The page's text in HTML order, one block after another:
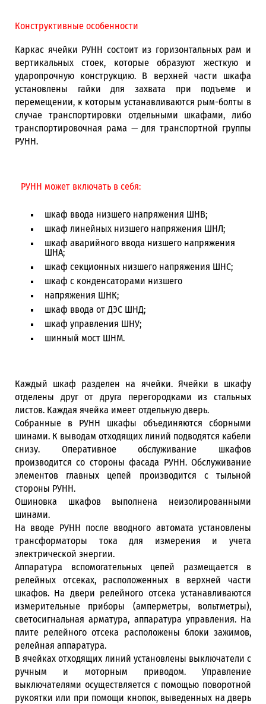
Конструктивные особенности
Каркас ячейки РУНН состоит из горизонтальных рам и
вертикальных стоек, которые образуют жесткую и
ударопрочную конструкцию. В верхней части шкафа
установлены гайки для захвата при подъеме и
перемещении, к которым устанавливаются рым-болты в
случае транспортировки отдельными шкафами, либо
транспортировочная рама — для транспортной группы
РУНН.
РУНН может включать в себя:
шкаф ввода низшего напряжения ШНВ;
шкаф линейных низшего напряжения ШНЛ;
шкаф аварийного ввода низшего напряжения
ШНА;
шкаф секционных низшего напряжения ШНС;
шкаф с конденсаторами низшего
напряжения ШНК;
шкаф ввода от ДЭС ШНД;
шкаф управления ШНУ;
шинный мост ШНМ.
Каждый шкаф разделен на ячейки. Ячейки в шкафу
отделены друг от друга перегородками из стальных
листов. Каждая ячейка имеет отдельную дверь.
Собранные в РУНН шкафы объединяются сборными
шинами. К выводам отходящих линий подводятся кабели
снизу. Оперативное обслуживание шкафов
производится со стороны фасада РУНН. Обслуживание
элементов главных цепей производится с тыльной
стороны РУНН.
Ошиновка шкафов выполнена неизолированными
шинами.
На вводе РУНН после вводного автомата установлены
трансформаторы тока для измерения и учета
электрической энергии.
Аппаратура вспомогательных цепей размещается в
релейных отсеках, расположенных в верхней части
шкафов. На двери релейного отсека устанавливаются
измерительные приборы (амперметры, вольтметры),
светосигнальная арматура, аппаратура управления. На
плите релейного отсека расположены блоки зажимов,
релейная аппаратура.
В ячейках отходящих линий установлены выключатели с
ручным и моторным приводом. Управление
выключателями осуществляется с помощью поворотной
рукоятки или при помощи кнопок, выведенных на дверь